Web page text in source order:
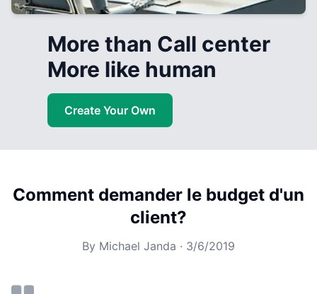
More than Call center
More like human
Create Your Own
Comment demander le budget d'un
client?
By Michael Janda · 3/6/2019